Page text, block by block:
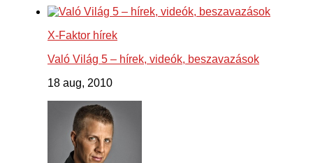
X-Faktor hírek
Való Világ 5 – hírek, videók, beszavazások
18 aug, 2010